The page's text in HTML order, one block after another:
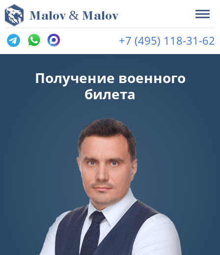
Malov & Malov
+7 (495) 118-31-62
Получение военного
билета